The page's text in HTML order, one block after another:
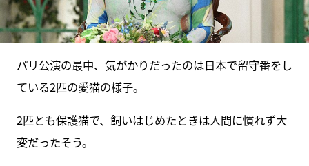
パリ公演の最中、気がかりだったのは日本で留守番をし
ている2匹の愛猫の様子。
2匹とも保護猫で、飼いはじめたときは人間に慣れず大
変だったそう。